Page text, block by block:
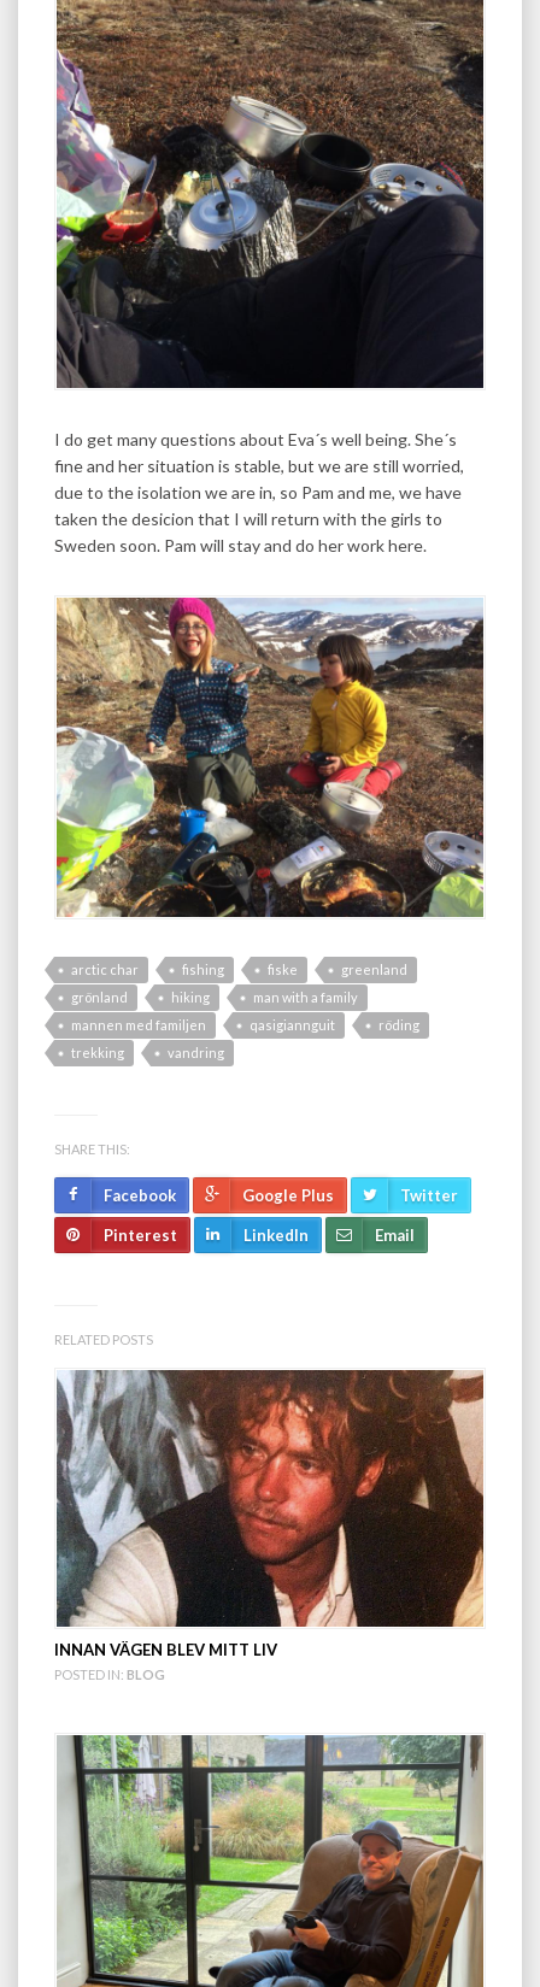
I do get many questions about Eva´s well being. She´s
fine and her situation is stable, but we are still worried,
due to the isolation we are in, so Pam and me, we have
taken the desicion that I will return with the girls to
Sweden soon. Pam will stay and do her work here.
arctic char fishing fiske
greenland
grönland
hiking
man with a family
mannen med familjen
qasigiannguit
röding
trekking
vandring
SHARE THIS:
Facebook Google Plus Twitter
Pinterest LinkedIn Email
RELATED POSTS
INNAN VÄGEN BLEV MITT LIV
POSTED IN: BLOG